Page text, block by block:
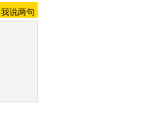
我说两句